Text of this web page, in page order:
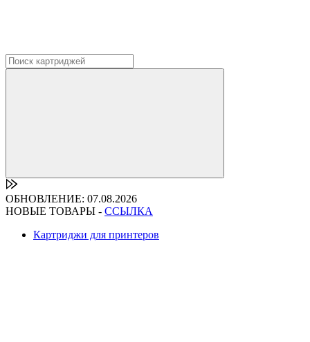
ОБНОВЛЕНИЕ: 07.08.2026
НОВЫЕ ТОВАРЫ - ССЫЛКА
Картриджи для принтеров